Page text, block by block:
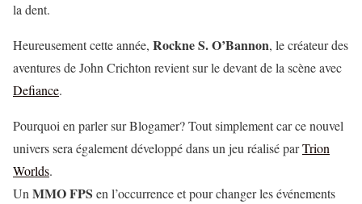
la dent.
Heureusement cette année, Rockne S. O’Bannon, le créateur des
aventures de John Crichton revient sur le devant de la scène avec
Defiance.
Pourquoi en parler sur Blogamer? Tout simplement car ce nouvel
univers sera également développé dans un jeu réalisé parTrion
Worlds.
Un MMO FPS en l’occurrence et pour changer les événements